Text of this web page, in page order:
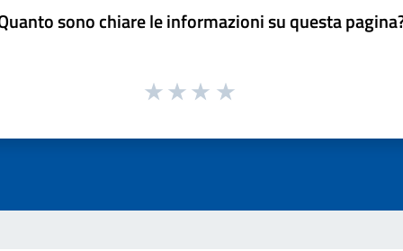
sono chiare le informazioni su questa